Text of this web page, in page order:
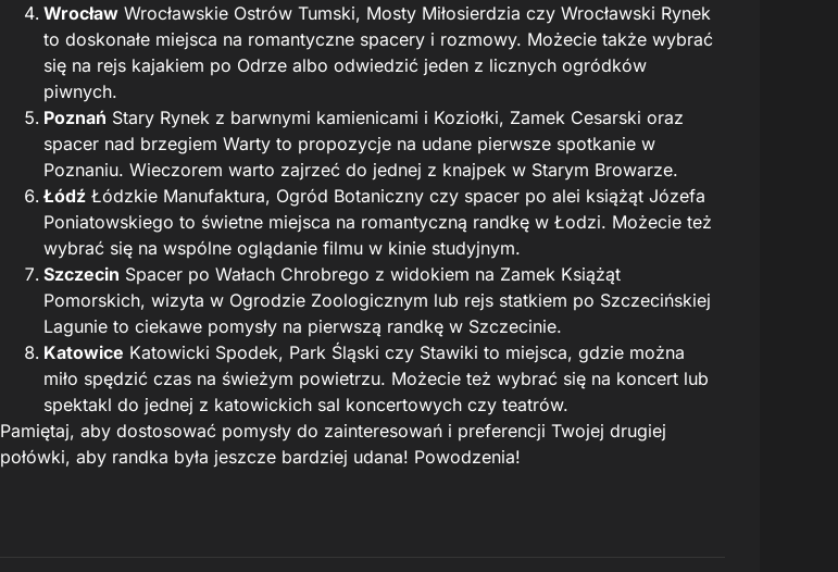
Wrocław Wrocławskie Ostrów Tumski, Mosty Miłosierdzia czy Wrocławski Rynek
to doskonałe miejsca na romantyczne spacery i rozmowy. Możecie także wybrać
się na rejs kajakiem po Odrze albo odwiedzić jeden z licznych ogródków
piwnych.
Poznań Stary Rynek z barwnymi kamienicami i Koziołki, Zamek Cesarski oraz
spacer nad brzegiem Warty to propozycje na udane pierwsze spotkanie w
Poznaniu. Wieczorem warto zajrzeć do jednej z knajpek w Starym Browarze.
Łódź Łódzkie Manufaktura, Ogród Botaniczny czy spacer po alei książąt Józefa
Poniatowskiego to świetne miejsca na romantyczną randkę w Łodzi. Możecie też
wybrać się na wspólne oglądanie filmu w kinie studyjnym.
Szczecin Spacer po Wałach Chrobrego z widokiem na Zamek Książąt
Pomorskich, wizyta w Ogrodzie Zoologicznym lub rejs statkiem po Szczecińskiej
Lagunie to ciekawe pomysły na pierwszą randkę w Szczecinie.
Katowice Katowicki Spodek, Park Śląski czy Stawiki to miejsca, gdzie można
miło spędzić czas na świeżym powietrzu. Możecie też wybrać się na koncert lub
spektakl do jednej z katowickich sal koncertowych czy teatrów.
Pamiętaj, aby dostosować pomysły do zainteresowań i preferencji Twojej drugiej
połówki, aby randka była jeszcze bardziej udana! Powodzenia!